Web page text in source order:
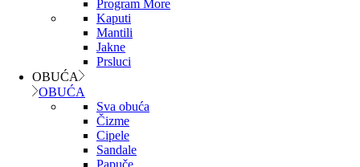
Program More
Kaputi
Mantili
Jakne
Prsluci
OBUĆA
OBUĆA
Sva obuća
Čizme
Cipele
Sandale
Papuče